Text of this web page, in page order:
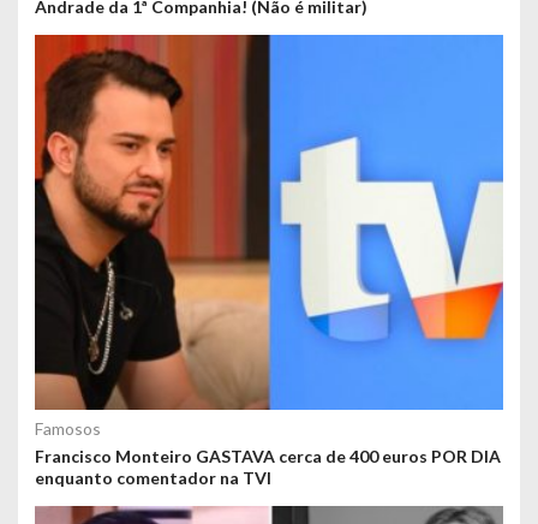
Andrade da 1ª Companhia! (Não é militar)
Famosos
Francisco Monteiro GASTAVA cerca de 400 euros POR DIA
enquanto comentador na TVI